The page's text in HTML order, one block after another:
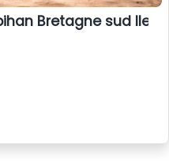
Bretagne sud Ile